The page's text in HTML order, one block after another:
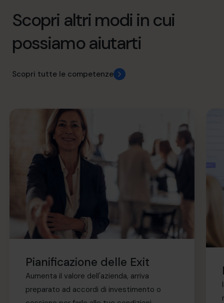
Scopri altri modi in cui
possiamo aiutarti
Scopri tutte le competenze
Pianificazione delle Exit
Aumenta il valore dell'azienda, arriva
preparato ad accordi di investimento o